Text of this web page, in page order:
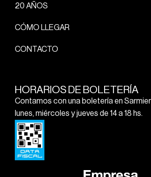
20 AÑOS
CÓMO LLEGAR
CONTACTO
HORARIOS DE BOLETERÍA
Contamos con una boletería en
lunes, miércoles y jueves de 14 a 18 hs.